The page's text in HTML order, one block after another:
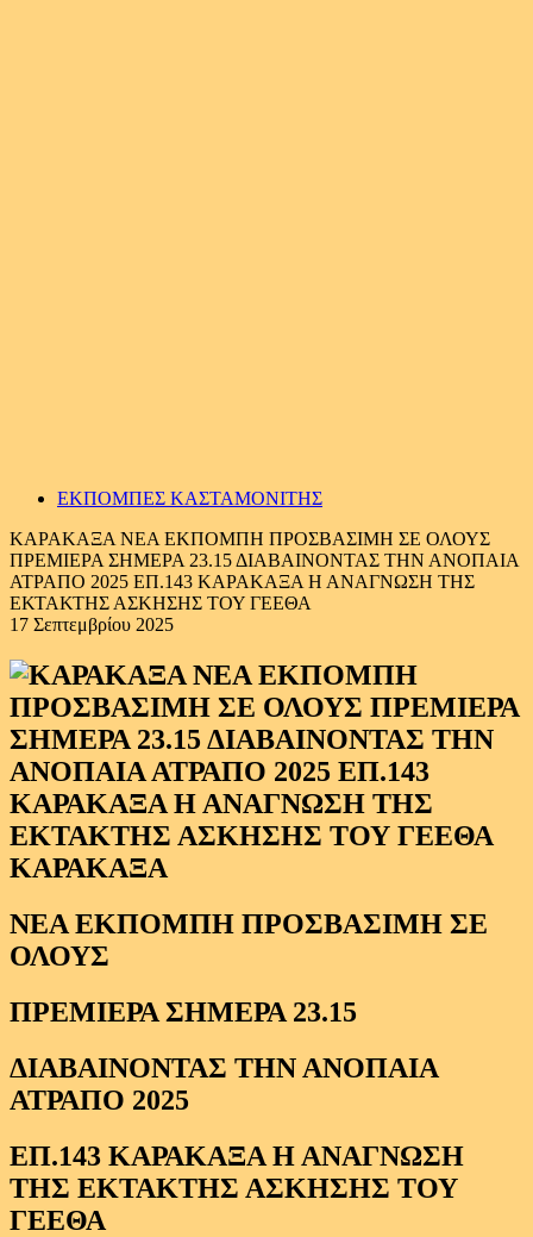
ΕΚΠΟΜΠΕΣ ΚΑΣΤΑΜΟΝΙΤΗΣ
ΚΑΡΑΚΑΞΑ ΝΕΑ ΕΚΠΟΜΠΗ ΠΡΟΣΒΑΣΙΜΗ ΣΕ ΟΛΟΥΣ
ΠΡΕΜΙΕΡΑ ΣΗΜΕΡΑ 23.15 ΔΙΑΒΑΙΝΟΝΤΑΣ ΤΗΝ ΑΝΟΠΑΙΑ
ΑΤΡΑΠΟ 2025 ΕΠ.143 ΚΑΡΑΚΑΞΑ Η ΑΝΑΓΝΩΣΗ ΤΗΣ
ΕΚΤΑΚΤΗΣ ΑΣΚΗΣΗΣ ΤΟΥ ΓΕΕΘΑ
17 Σεπτεμβρίου 2025
ΚΑΡΑΚΑΞΑ
ΝΕΑ ΕΚΠΟΜΠΗ ΠΡΟΣΒΑΣΙΜΗ ΣΕ
ΟΛΟΥΣ
ΠΡΕΜΙΕΡΑ ΣΗΜΕΡΑ 23.15
ΔΙΑΒΑΙΝΟΝΤΑΣ ΤΗΝ ΑΝΟΠΑΙΑ
ΑΤΡΑΠΟ 2025
ΕΠ.143 ΚΑΡΑΚΑΞΑ Η ΑΝΑΓΝΩΣΗ
ΤΗΣ ΕΚΤΑΚΤΗΣ ΑΣΚΗΣΗΣ ΤΟΥ
ΓΕΕΘΑ